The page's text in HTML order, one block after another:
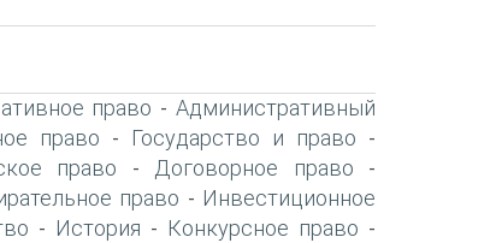
право -Административный
право - Государство и право -
право - Договорное право -
право - Инвестиционное
- История - Конкурсное право -